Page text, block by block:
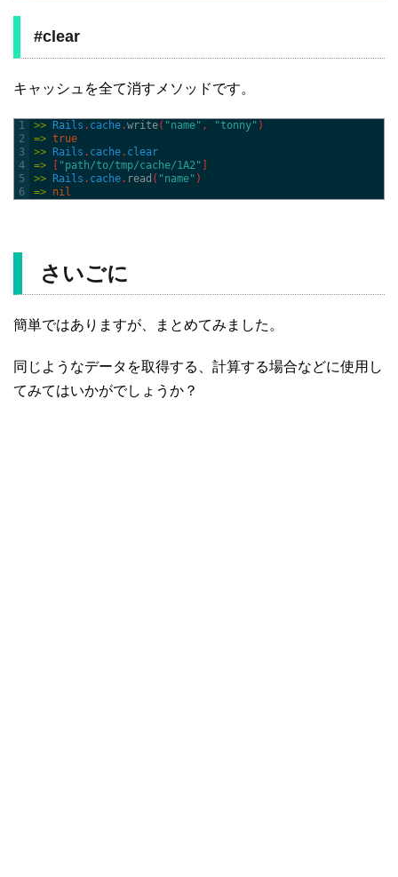
#clear
キャッシュを全て消すメソッドです。
1
2
3
4
5
6
>> Rails . cache.write( "name" , "tonny" )
=> true
>> Rails . cache. clear
=> [ "path/to/tmp/cache/1A2" ]
>> Rails . cache. read ( "name" )
=> nil
さいごに
簡単ではありますが、まとめてみました。
同じようなデータを取得する、計算する場合などに使用し
てみてはいかがでしょうか？